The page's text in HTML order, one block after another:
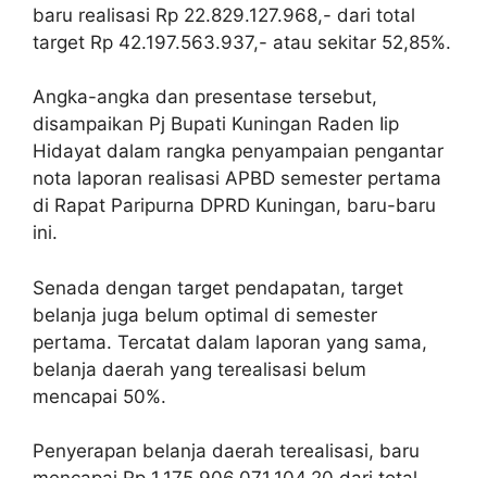
baru realisasi Rp 22.829.127.968,- dari total
target Rp 42.197.563.937,- atau sekitar 52,85%.
Angka-angka dan presentase tersebut,
disampaikan Pj Bupati Kuningan Raden Iip
Hidayat dalam rangka penyampaian pengantar
nota laporan realisasi APBD semester pertama
di Rapat Paripurna DPRD Kuningan, baru-baru
ini.
Senada dengan target pendapatan, target
belanja juga belum optimal di semester
pertama. Tercatat dalam laporan yang sama,
belanja daerah yang terealisasi belum
mencapai 50%.
Penyerapan belanja daerah terealisasi, baru